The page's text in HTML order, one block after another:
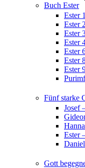
Buch Ester
Ester
Ester 2
Ester
Ester
Ester
Ester
Ester
Fünf starke
Josef
Ester
Gott